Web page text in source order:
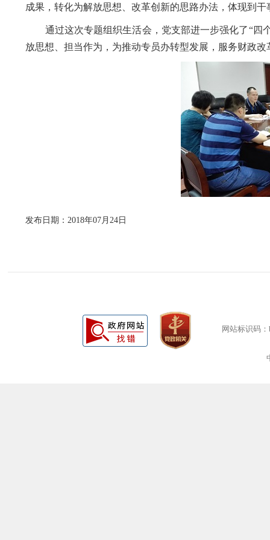
成果，转化为解放思想、改革创新的思路办法，体现到
通过这次专题组织生活会，党支部进一步强化了“四
放思想、担当作为，为推动专员办转型发展，服务财政
发布日期：2018年07月24日
网站标识码